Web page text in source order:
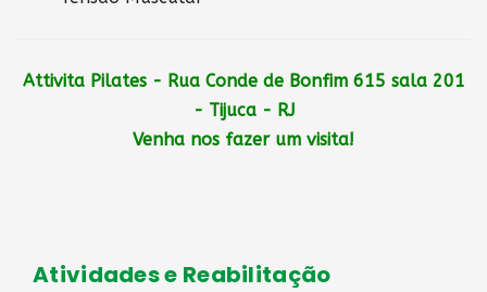
Attivita Pilates - Rua Conde de Bonfim 615 sala 201
- Tijuca - RJ
Venha nos fazer um visita!
Atividades e Reabilitação